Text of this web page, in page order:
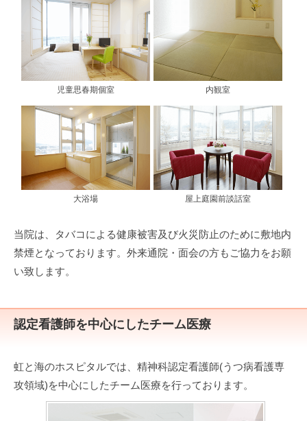
児童思春期個室 内観室
大浴場 屋上庭園前談話室
当院は、タバコによる健康被害及び火災防止のために敷地内
禁煙となっております。外来通院・面会の方もご協力をお願
い致します。
認定看護師を中心にしたチーム医療
虹と海のホスピタルでは、精神科認定看護師(うつ病看護専
攻領域)を中心にしたチーム医療を行っております。